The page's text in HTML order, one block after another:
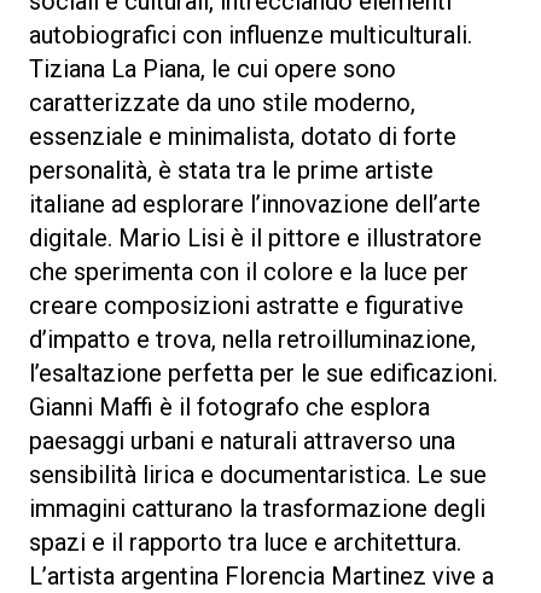
autobiografici con influenze multiculturali.
Tiziana La Piana, le cui opere sono
caratterizzate da uno stile moderno,
essenziale e minimalista, dotato di forte
personalità, è stata tra le prime artiste
italiane ad esplorare l’innovazione dell’arte
digitale. Mario Lisi è il pittore e illustratore
che sperimenta con il colore e la luce per
creare composizioni astratte e figurative
d’impatto e trova, nella retroilluminazione,
l’esaltazione perfetta per le sue edificazioni.
Gianni Maffi è il fotografo che esplora
paesaggi urbani e naturali attraverso una
sensibilità lirica e documentaristica. Le sue
immagini catturano la trasformazione degli
spazi e il rapporto tra luce e architettura.
L’artista argentina Florencia Martinez vive a